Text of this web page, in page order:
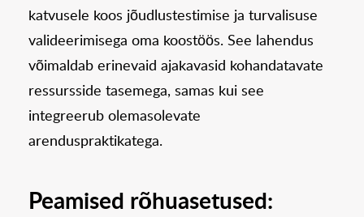
katvusele koos jõudlustestimise ja turvalisuse
valideerimisega oma koostöös. See lahendus
võimaldab erinevaid ajakavasid kohandatavate
ressursside tasemega, samas kui see
integreerub olemasolevate
arenduspraktikatega.
Peamised rõhuasetused: